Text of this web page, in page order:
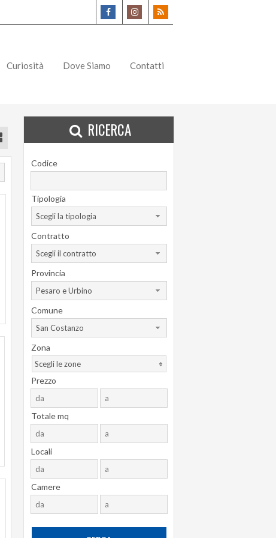
Curiosità Dove Siamo Contatti
RICERCA
Codice
Tipologia
Scegli la tipologia
Contratto
Scegli il contratto
Provincia
Pesaro e Urbino
Comune
San Costanzo
Zona
Scegli le zone
Prezzo
Totale mq
Locali
Camere